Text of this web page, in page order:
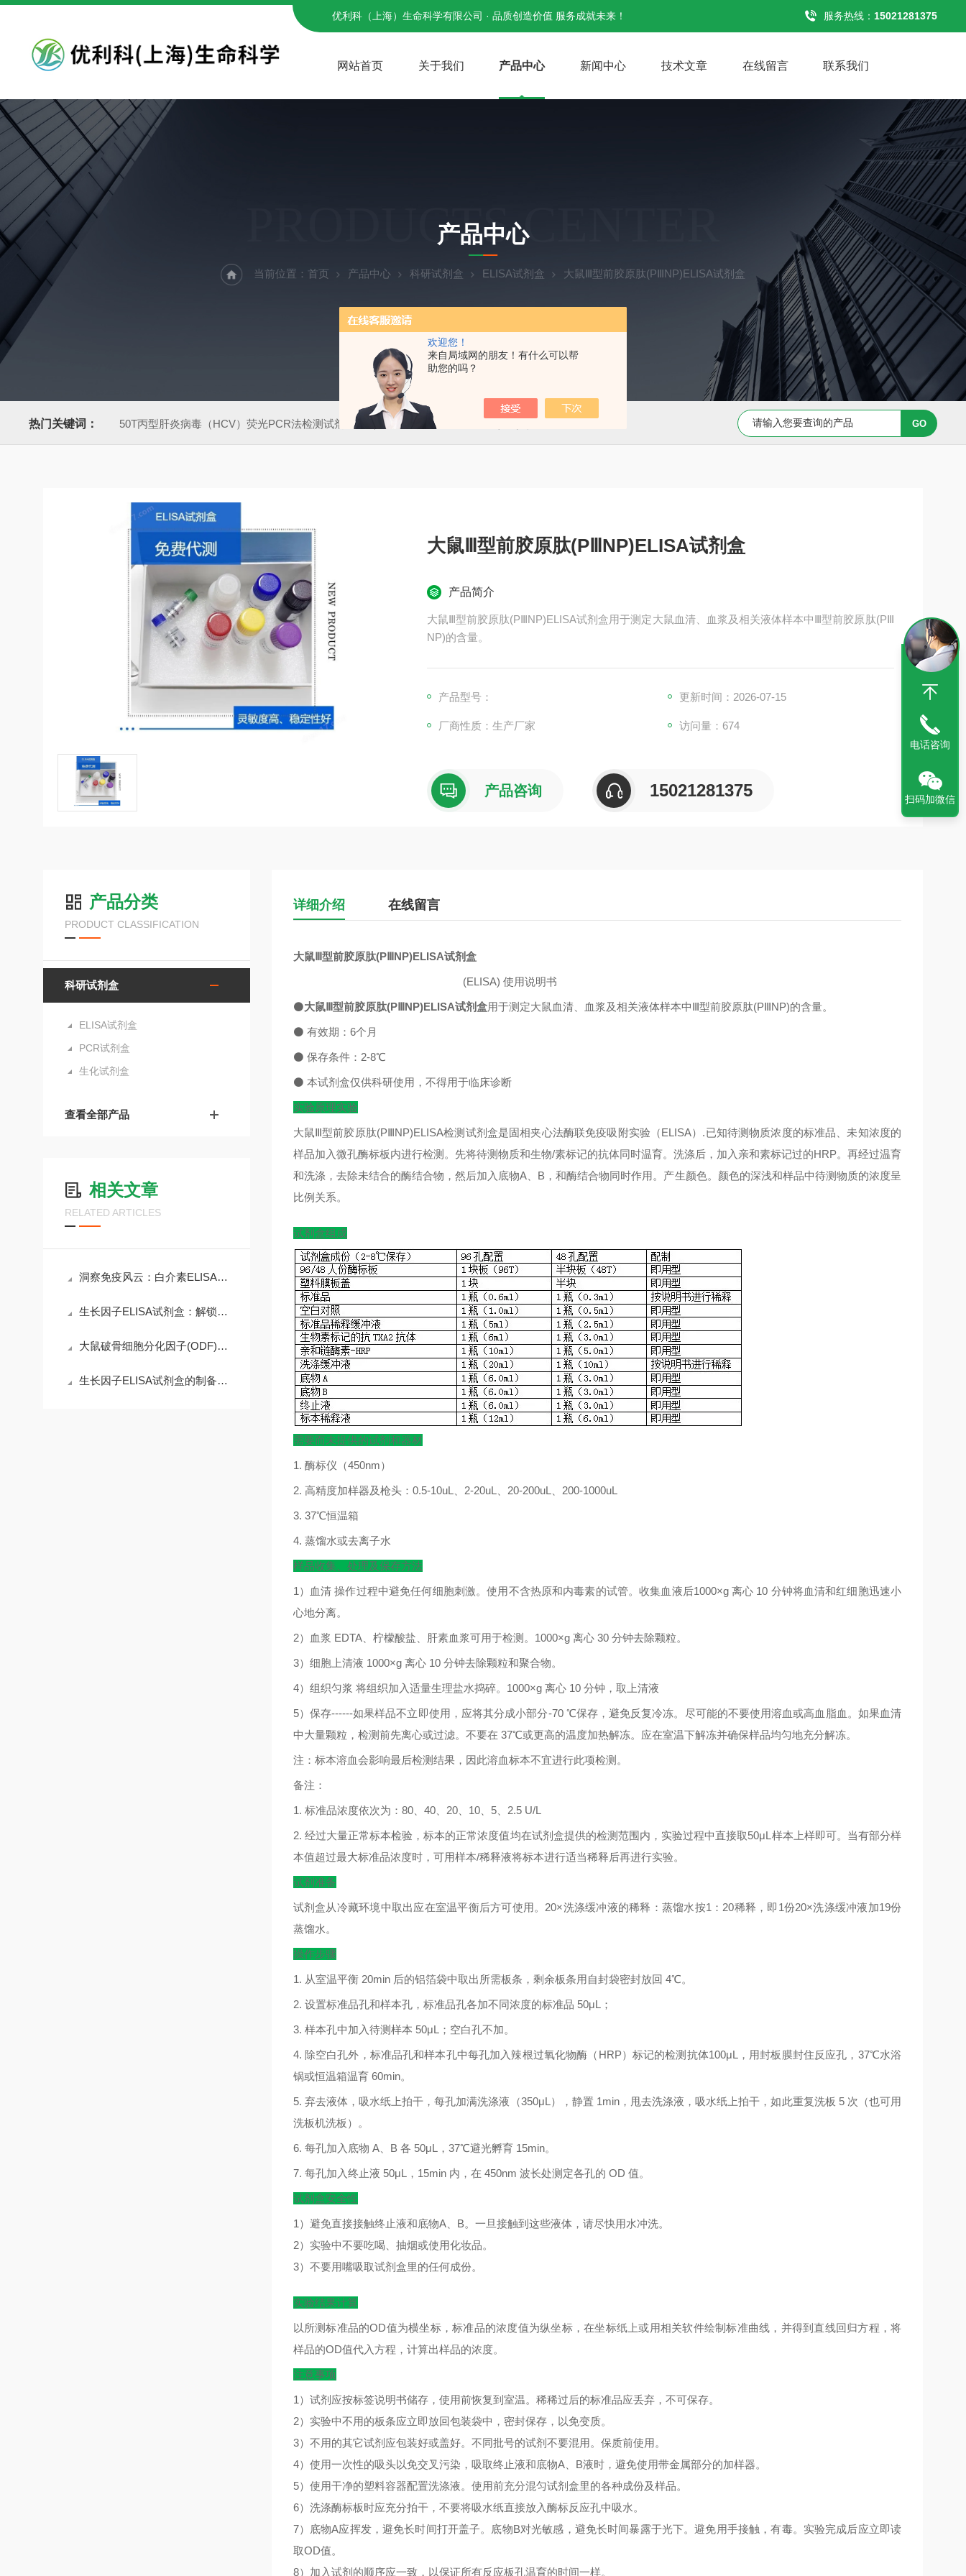
欢迎您！
来自局域网的朋友！有什么可以帮
助您的吗？
优利科（上海）生命科学有限公司 · 品质创造价值 服务成就未来！ 服务热线： 15021281375
网站首页 关于我们 产品中心 新闻中心 技术文章 在线留言 联系我们
PRODUCTS CENTER
产品中心
当前位置： 首页 产品中心 科研试剂盒 ELISA试剂盒 大鼠Ⅲ型前胶原肽(PⅢNP)ELISA试剂盒
热门关键词： 50T丙型肝炎病毒（HCV）荧光PCR法检测试剂盒 50T肠道病毒通用型（EV）荧光PCR法检测试剂盒 Capan-1 细胞专用培养基 Caov-3 细胞专用培养基
大鼠Ⅲ型前胶原肽(PⅢNP)ELISA试剂盒
产品简介
大鼠Ⅲ型前胶原肽(PⅢNP)ELISA试剂盒用于测定大鼠血清、血浆及相关液体样本中Ⅲ型前胶原肽(PⅢ
NP)的含量。
产品型号： 更新时间：2026-07-15
厂商性质：生产厂家 访问量：674
产品咨询 15021281375
产品分类
PRODUCT CLASSIFICATION
科研试剂盒
ELISA试剂盒
PCR试剂盒
生化试剂盒
查看全部产品
相关文章
RELATED ARTICLES
洞察免疫风云：白介素ELISA试剂盒在科研与临床中的核心价值
生长因子ELISA试剂盒：解锁科研精准需求，赋能高效检测核心优势
大鼠破骨细胞分化因子(ODF)ELISA试剂盒的操作注意事项
生长因子ELISA试剂盒的制备工艺探索
详细介绍 在线留言
大鼠Ⅲ型前胶原肽(PⅢNP)ELISA试剂盒
(ELISA) 使用说明书
⚫大鼠Ⅲ型前胶原肽(PⅢNP)ELISA试剂盒用于测定大鼠血清、血浆及相关液体样本中Ⅲ型前胶原肽(PⅢNP)的含量。
⚫ 有效期： 6个月
⚫ 保存条件： 2-8℃
⚫ 本试剂盒仅供科研使用，不得用于临床诊断
实验原理实验
大鼠Ⅲ型前胶原肽(PⅢNP)ELISA检测试剂盒是固相夹心法酶联免疫吸附实验（ELISA）.已知待测物质浓度的标准品、未知浓度的
样品加入微孔酶标板内进行检测。先将待测物质和生物/素标记的抗体同时温育。洗涤后，加入亲和素标记过的HRP。再经过温育
和洗涤，去除未结合的酶结合物，然后加入底物A、B，和酶结合物同时作用。产生颜色。颜色的深浅和样品中待测物质的浓度呈
比例关系。
试剂盒组成
需要而未提供的试剂和器材
1. 酶标仪（450nm）
2. 高精度加样器及枪头： 0.5-10uL 2-20uL 20-200uL 200-1000uL
3. 37℃恒温箱
4. 蒸馏水或去离子水
样品收集、处理及保存方法
1 ）血清 操作过程中避免任何细胞刺激。使用不含热原和内毒素的试管。收集血液后1000×g 离心 10 分钟将血清和红细胞迅速小
心地分离。
2）血浆 EDTA、柠檬酸盐、肝素血浆可用于检测。 1000×g 离心30 分钟去除颗粒。
3）细胞上清液 1000×g 离心10 分钟去除颗粒和聚合物。
4）组织匀浆 将组织加入适量生理盐水捣碎。 1000×g 离心10 分钟，取上清液
5）保存------如果样品不立即使用，应将其分成小部分-70 ℃保存，避免反复冷冻。尽可能的不要使用溶血或高血脂血。如果血清
中大量颗粒，检测前先离心或过滤。不要在 37℃或更高的温度加热解冻。应在室温下解冻并确保样品均匀地充分解冻。
注：标本溶血会影响最后检测结果，因此溶血标本不宜进行此项检测。
备注：
1. 标准品浓度依次为： 80、 40、 20、 10、 5、 2.5 U/L
2. 经过大量正常标本检验，标本的正常浓度值均在试剂盒提供的检测范围内，实验过程中直接取50μL 样本上样即可。当有部分样
本值超过最大标准品浓度时，可用样本/稀释液将标本进行适当稀释后再进行实验。
试剂准备
试剂盒从冷藏环境中取出应在室温平衡后方可使用。 20×洗涤缓冲液的稀释：蒸馏水按1 ： 20稀释，即 1份20×洗涤缓冲液加19份
蒸馏水。
操作步骤
1. 从室温平衡20min 后的铝箔袋中取出所需板条，剩余板条用自封袋密封放回 4℃。
2. 设置标准品孔和样本孔，标准品孔各加不同浓度的标准品 50μL ；
3. 样本孔中加入待测样本 50μL ；空白孔不加。
4. 除空白孔外，标准品孔和样本孔中每孔加入辣根过氧化物酶（ HRP）标记的检测抗体100μL ，用封板膜封住反应孔， 37℃水浴
锅或恒温箱温育60min。
5. 弃去液体，吸水纸上拍干，每孔加满洗涤液（350μL ），静置 1min，甩去洗涤液，吸水纸上拍干，如此重复洗板 5 次（也可用
洗板机洗板）。
6. 每孔加入底物 A、 B 各 50μL ， 37℃避光孵育15min。
7. 每孔加入终止液 50μL ， 15min 内，在 450nm 波长处测定各孔的 OD 值。
试剂盒安全性
1）避免直接接触终止液和底物A、B。一旦接触到这些液体，请尽快用水冲洗。
2）实验中不要吃喝、抽烟或使用化妆品。
3）不要用嘴吸取试剂盒里的任何成份。
实验结果计算
以所测标准品的OD值为横坐标，标准品的浓度值为纵坐标，在坐标纸上或用相关软件绘制标准曲线，并得到直线回归方程，将
样品的OD值代入方程，计算出样品的浓度。
注意事项
1）试剂应按标签说明书储存，使用前恢复到室温。稀稀过后的标准品应丢弃，不可保存。
2）实验中不用的板条应立即放回包装袋中，密封保存，以免变质。
3）不用的其它试剂应包装好或盖好。不同批号的试剂不要混用。保质前使用。
4）使用一次性的吸头以免交叉污染，吸取终止液和底物A、B液时，避免使用带金属部分的加样器。
5）使用干净的塑料容器配置洗涤液。使用前充分混匀试剂盒里的各种成份及样品。
6）洗涤酶标板时应充分拍干，不要将吸水纸直接放入酶标反应孔中吸水。
7）底物A应挥发，避免长时间打开盖子。底物B对光敏感，避免长时间暴露于光下。避免用手接触，有毒。实验完成后应立即读
取OD值。
8）加入试剂的顺序应一致，以保证所有反应板孔温育的时间一样。
电话咨询
扫码加微信